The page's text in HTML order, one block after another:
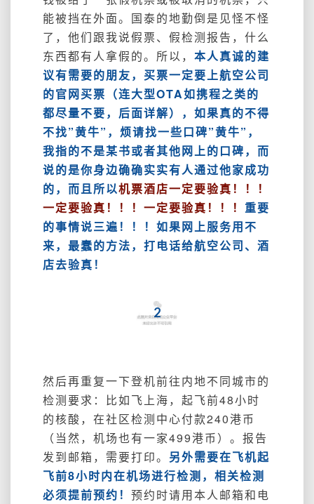
能被挡在外面。国泰的地勤倒是见怪不怪
了，他们跟我说假票、假检测报告，什么
东西都有人拿假的。所以， 本人真诚的建
议有需要的朋友，买票一定要上航空公司
的官网买票（连大型OTA如携程之类的
都尽量不要，后面详解），如果真的不得
不找”黄牛”，烦请找一些口碑”黄牛”，
我指的不是某书或者其他网上的口碑，而
说的是你身边确确实实有人通过他家成功
的，而且所以机票酒店一定要验真！！！
一定要验真！！！一定要验真！！！ 重要
的事情说三遍！！！如果网上服务用不
来，最蠢的方法，打电话给航空公司、酒
店去验真！
2
然后再重复一下登机前往内地不同城市的
检测要求：比如飞上海，起飞前48小时
的核酸，在社区检测中心付款240港币
（当然，机场也有一家499港币）。报告
发到邮箱，需要打印。 另外需要在飞机起
飞前8小时内在机场进行检测，相关检测
必须提前预约！ 预约时请用本人邮箱和电